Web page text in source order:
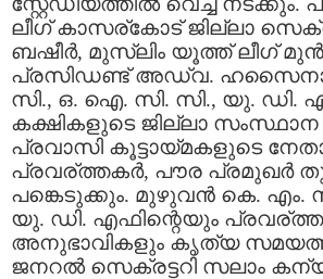
ലീഗ് കാസര്കോട് ജില്ലാ
ബഷീര്‍, മുസ്ലിം യൂത്ത് ലീഗ്
പ്രസിഡണ്ട് അഡ്വ.
സി., ഒ. ഐ. സി. സി., യു. ഡി.
കക്ഷികളുടെ ജില്ലാ സംസ്ഥാന
പ്രവാസി കൂട്ടായ്മകളുടെ
പ്രവര്ത്തകര്‍, പൗര പ്രമുഖര്‍
പങ്കെടുക്കും. മുഴുവന്‍ കെ. എം.
യു. ഡി. എഫിന്റെയും
അനുഭാവികളും കൃത്യ സമയത്ത്
ജനറല്‍ സെക്രട്ടറി സലാം